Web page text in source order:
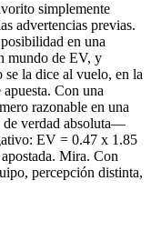
simplemente
advertencias previas.
en una
mundo de EV, y
se la dice al vuelo, en la
Con una
razonable en una
de verdad absoluta—
EV = 0.47 x 1.85
Mira. Con
percepción distinta,